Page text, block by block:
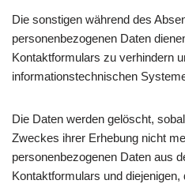
Die sonstigen während des
personenbezogenen Daten
Kontaktformulars zu verhindern
informationstechnischen
Die Daten werden gelöscht,
Zweckes ihrer Erhebung nicht
personenbezogenen Daten aus
Kontaktformulars und